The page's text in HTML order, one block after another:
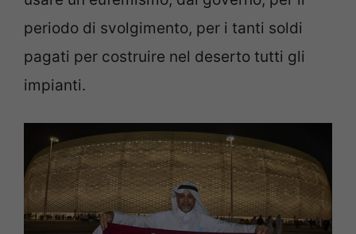
periodo di svolgimento, per i tanti soldi
pagati per costruire nel deserto tutti gli
impianti.